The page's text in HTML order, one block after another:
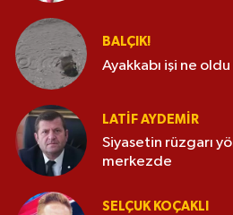
BALÇIK!
Ayakkabı işi ne
LATIF AYDEMIR
Siyasetin rüzgarı
merkezde
SELÇUK KOÇAKLI